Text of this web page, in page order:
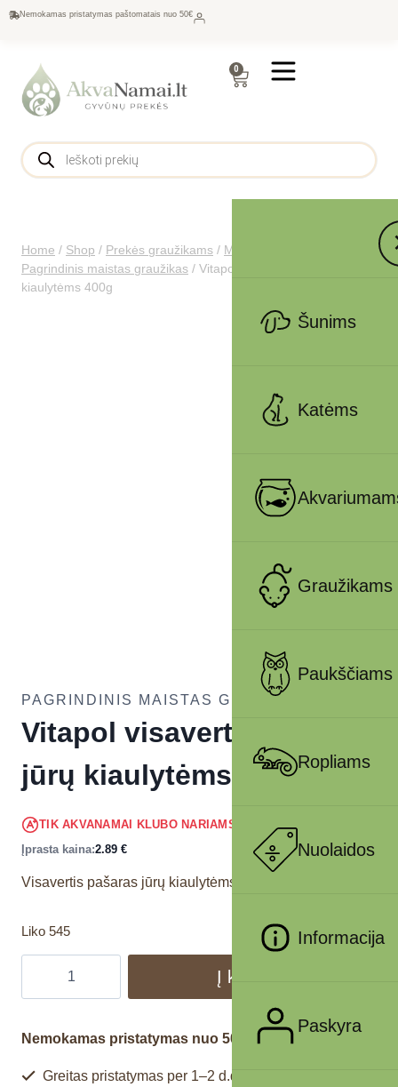
Nemokamas pristatymas paštomatais nuo 50€
0
Šunims
Katėms
Graužikams
Paukščiams
Ropliams
Nuolaidos
Informacija
Paskyra
Home / Shop / Prekės graužikams / Maistas graužikams
Pagrindinis maistas graužikas / Vitapol visavertis pašaras jūrų
kiaulytėms 400g
PAGRINDINIS MAISTAS GRAUŽIKAS
Vitapol visavertis pašaras
jūrų kiaulytėms 400g
TIK AKVANAMAI KLUBO NARIAMS 2.75€
Įprasta kaina:2.89 €
Visavertis pašaras jūrų kiaulytėms.
Liko 545
Į krepšelį
Nemokamas pristatymas nuo 50€
Greitas pristatymas per 1–2 d.d.